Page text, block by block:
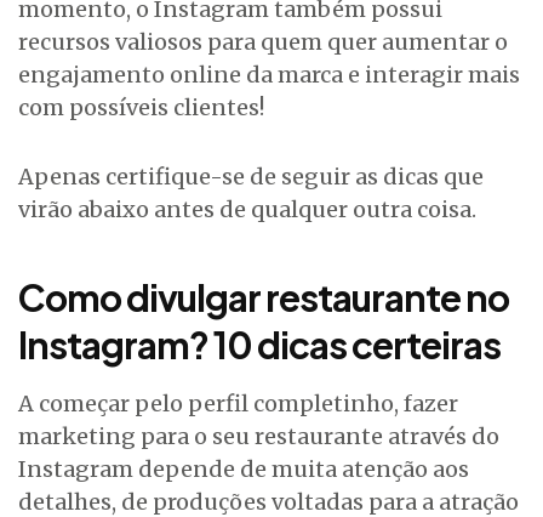
momento, o Instagram também possui
recursos valiosos para quem quer aumentar o
engajamento online da marca e interagir mais
com possíveis clientes!
Apenas certifique-se de seguir as dicas que
virão abaixo antes de qualquer outra coisa.
Como divulgar restaurante no
Instagram? 10 dicas certeiras
A começar pelo perfil completinho, fazer
marketing para o seu restaurante através do
Instagram depende de muita atenção aos
detalhes, de produções voltadas para a atração